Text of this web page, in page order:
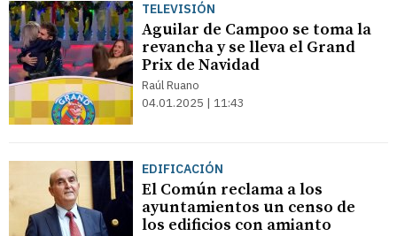
TELEVISIÓN
Aguilar de Campoo se toma la
revancha y se lleva el Grand
Prix de Navidad
Raúl Ruano
04.01.2025 | 11:43
EDIFICACIÓN
El Común reclama a los
ayuntamientos un censo de
los edificios con amianto